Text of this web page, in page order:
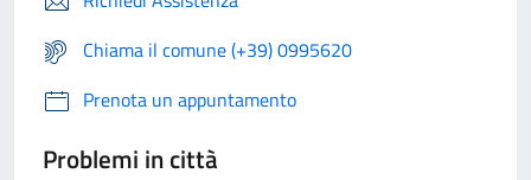
Chiama il comune (+39) 0995620
Prenota un appuntamento
Problemi in città